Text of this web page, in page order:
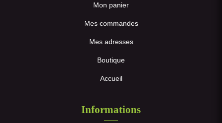
Mon panier
Mes commandes
Mes adresses
Boutique
Accueil
Informations